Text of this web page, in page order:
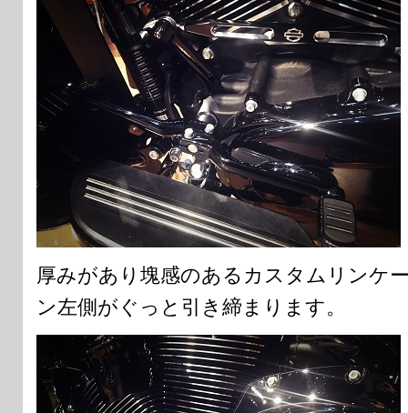
厚みがあり塊感のあるカスタムリンケ
ン左側がぐっと引き締まります。